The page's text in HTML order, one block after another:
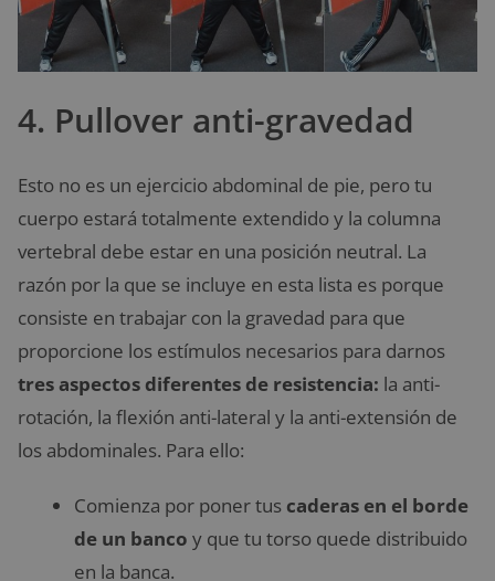
4. Pullover anti-gravedad
Esto no es un ejercicio abdominal de pie, pero tu
cuerpo estará totalmente extendido y la columna
vertebral debe estar en una posición neutral. La
razón por la que se incluye en esta lista es porque
consiste en trabajar con la gravedad para que
proporcione los estímulos necesarios para darnos
tres aspectos diferentes de resistencia: la anti-
rotación, la flexión anti-lateral y la anti-extensión de
los abdominales. Para ello:
Comienza por poner tus caderas en el borde
de un banco y que tu torso quede distribuido
en la banca.